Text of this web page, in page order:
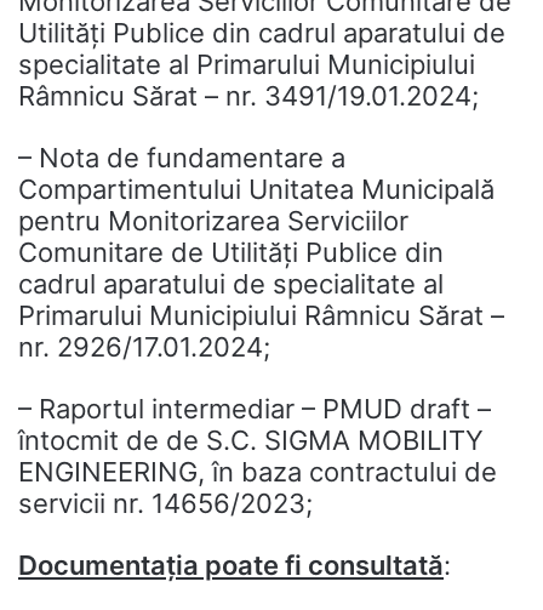
Utilități Publice din cadrul aparatului de
specialitate al Primarului Municipiului
Râmnicu Sărat – nr. 3491/19.01.2024;
– Nota de fundamentare a
Compartimentului Unitatea Municipală
pentru Monitorizarea Serviciilor
Comunitare de Utilități Publice din
cadrul aparatului de specialitate al
Primarului Municipiului Râmnicu Sărat –
nr. 2926/17.01.2024;
– Raportul intermediar – PMUD draft –
întocmit de de S.C. SIGMA MOBILITY
ENGINEERING, în baza contractului de
servicii nr. 14656/2023;
Documentaţia poate fi consultată: